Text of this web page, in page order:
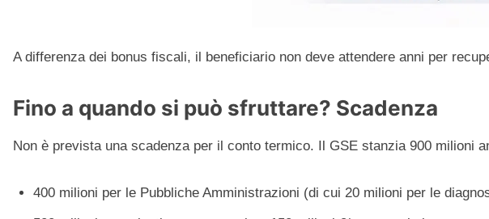
A differenza dei bonus fiscali, il beneficiario non deve attendere anni per
Fino a quando si può sfruttare? Scadenza
Non è prevista una scadenza per il conto termico. Il GSE stanzia 900 milioni
400 milioni per le Pubbliche Amministrazioni (di cui 20 milioni per le